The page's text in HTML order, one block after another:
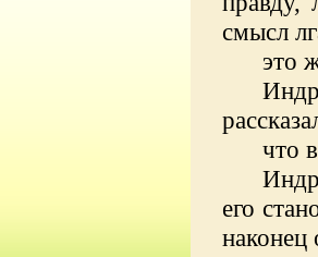
смысл
это
что
его
наконец